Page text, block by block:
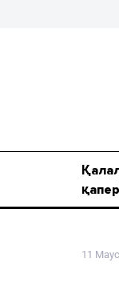
Мәслихат
Дені сау ұлт
11